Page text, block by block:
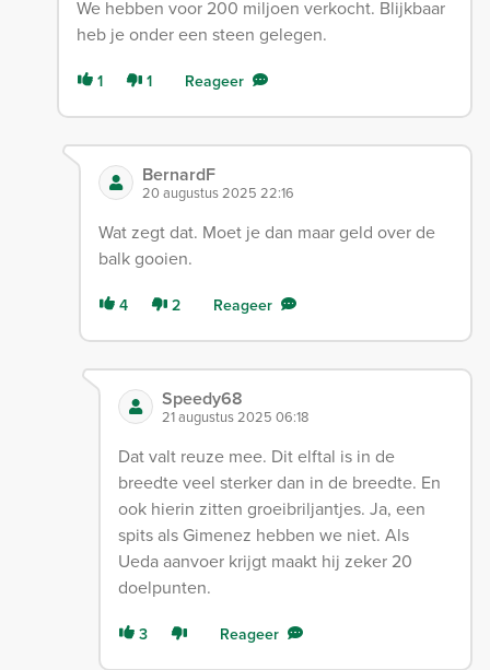
We hebben voor 200 miljoen verkocht. Blijkbaar
heb je onder een steen gelegen.
1 1 Reageer
BernardF
20 augustus 2025 22:16
Wat zegt dat. Moet je dan maar geld over de
balk gooien.
4 2 Reageer
Speedy68
21 augustus 2025 06:18
Dat valt reuze mee. Dit elftal is in de
breedte veel sterker dan in de breedte. En
ook hierin zitten groeibriljantjes. Ja, een
spits als Gimenez hebben we niet. Als
Ueda aanvoer krijgt maakt hij zeker 20
doelpunten.
3 Reageer